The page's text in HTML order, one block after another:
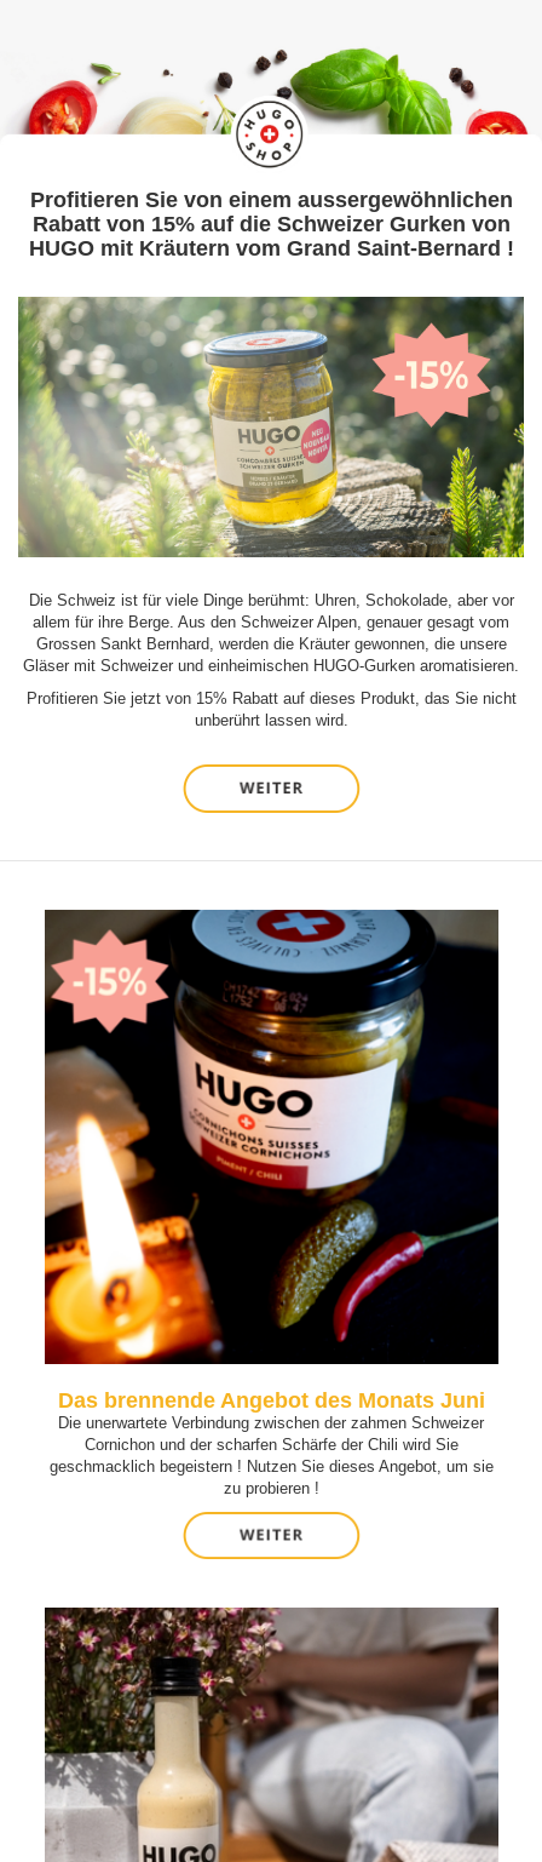
Profitieren Sie von einem aussergewöhnlichen
Rabatt von 15% auf die Schweizer Gurken von
HUGO mit Kräutern vom Grand Saint-Bernard !
Die Schweiz ist für viele Dinge berühmt: Uhren, Schokolade, aber vor
allem für ihre Berge. Aus den Schweizer Alpen, genauer gesagt vom
Grossen Sankt Bernhard, werden die Kräuter gewonnen, die unsere
Gläser mit Schweizer und einheimischen HUGO-Gurken aromatisieren.
Profitieren Sie jetzt von 15% Rabatt auf dieses Produkt, das Sie nicht
unberührt lassen wird.
Das brennende Angebot des Monats Juni
Die unerwartete Verbindung zwischen der zahmen Schweizer
Cornichon und der scharfen Schärfe der Chili wird Sie
geschmacklich begeistern ! Nutzen Sie dieses Angebot, um sie
zu probieren !